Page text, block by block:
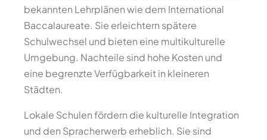
bekannten Lehrplänen wie dem International
Baccalaureate. Sie erleichtern spätere
Schulwechsel und bieten eine multikulturelle
Umgebung. Nachteile sind hohe Kosten und
eine begrenzte Verfügbarkeit in kleineren
Städten.
Lokale Schulen fördern die kulturelle Integration
und den Spracherwerb erheblich. Sie sind